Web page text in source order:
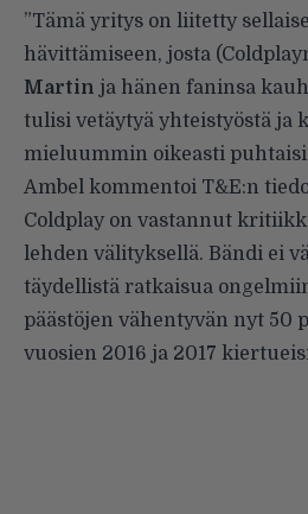
”Tämä yritys on liitetty
hävittämiseen, josta
Martin ja hänen faninsa
tulisi vetäytyä yhteistyöstä ja
mieluummin oikeasti
Ambel kommentoi T&E:n
Coldplay on vastannut
lehden välityksellä. Bändi ei
täydellistä ratkaisua
päästöjen vähentyvän nyt 50
vuosien 2016 ja 2017